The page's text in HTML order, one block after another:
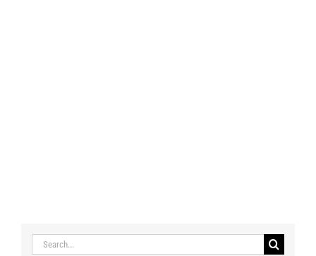
Search